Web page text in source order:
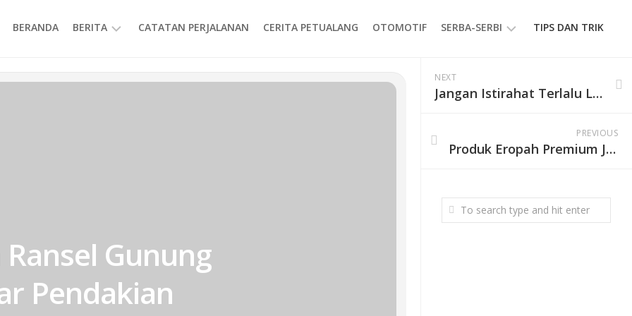
BERANDA BERITA CATATAN PERJALANAN CERITA PETUALANG OTOMOTIF SERBA-SERBI
EVENT
GAYA
TIPS DAN TRIK
Gunung
Pendakian
NEXT
Jangan Istirahat Terlalu Lama Saat Mendaki Gunung, Ini 4 Alasannya
PREVIOUS
Produk Eropah Premium Jadi Teman Sempurna Nonton Piala Dunia 2026, Hadirkan Cita Rasa Greece dan Latvia